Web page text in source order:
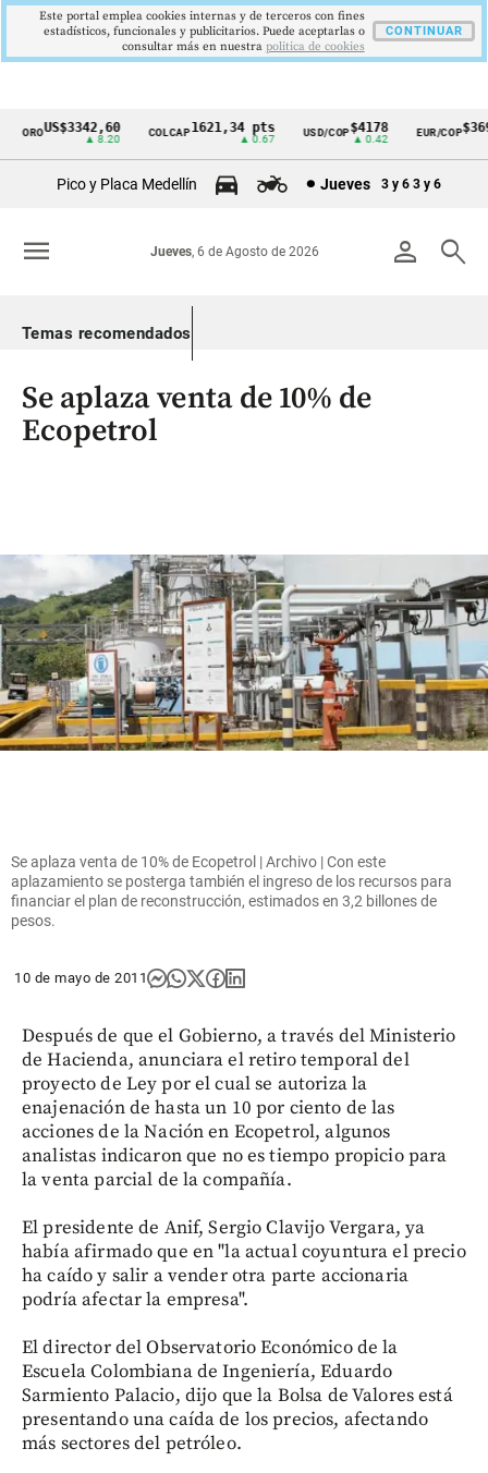
Cintillo
Colombia
OROUS$3342,60
▲ 8.20
COLCAP1621,34 pts
▲ 0.67
USD/COP$4178
▲ 0.42
EUR/COP$3697
Pico y Placa Medellín Jueves 3 y 6 3 y 6
person search
Jueves, 6 de Agosto de 2026
menu
Temas recomendados
Se aplaza venta de 10% de
Ecopetrol
Se aplaza venta de 10% de Ecopetrol | Archivo | Con este
aplazamiento se posterga también el ingreso de los recursos para
financiar el plan de reconstrucción, estimados en 3,2 billones de
pesos.
10 de mayo de 2011
Después de que el Gobierno, a través del Ministerio
de Hacienda, anunciara el retiro temporal del
proyecto de Ley por el cual se autoriza la
enajenación de hasta un 10 por ciento de las
acciones de la Nación en Ecopetrol, algunos
analistas indicaron que no es tiempo propicio para
la venta parcial de la compañía.
El presidente de Anif, Sergio Clavijo Vergara, ya
había afirmado que en "la actual coyuntura el precio
ha caído y salir a vender otra parte accionaria
podría afectar la empresa".
El director del Observatorio Económico de la
Escuela Colombiana de Ingeniería, Eduardo
Sarmiento Palacio, dijo que la Bolsa de Valores está
presentando una caída de los precios, afectando
más sectores del petróleo.
Este portal emplea cookies internas y de terceros con fines
estadísticos, funcionales y publicitarios. Puede aceptarlas o
consultar más en nuestra politica de cookies
CONTINUAR